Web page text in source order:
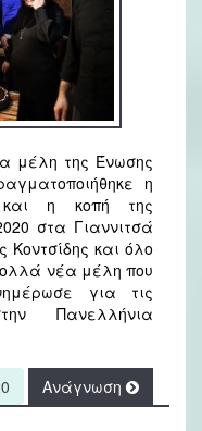
μέλη της Ένωσης
η
και η κοπή της
στα Γιαννιτσά
και όλο
νέα μέλη που
για τις
Πανελλήνια
Ανάγνωση